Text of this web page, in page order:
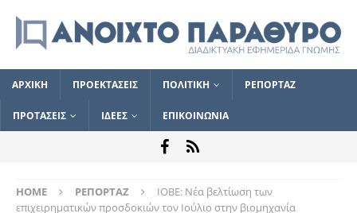
ΑΡΧΙΚΗ ΠΡΟΕΚΤΑΣΕΙΣ ΠΟΛΙΤΙΚΗ ΡΕΠΟΡΤΑΖ
ΠΡΟΤΑΣΕΙΣ ΙΔΕΕΣ ΕΠΙΚΟΙΝΩΝΙΑ
HOME ΡΕΠΟΡΤΑΖ
ΙΟΒΕ: Νέα βελτίωση των
επιχειρηματικών προσδοκιών τον Ιούλιο στην βιομηχανία